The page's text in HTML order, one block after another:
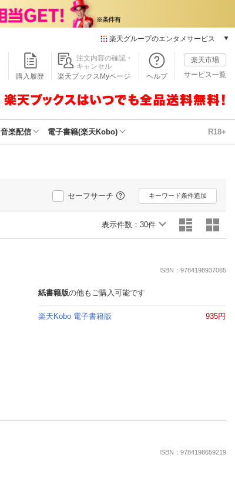
楽天グループのエンタメサービス
本/ゲーム/CD/DVD
楽天ブックス
楽天Kobo
動画配信ガイド
無料テレビ
推し楽
購入履歴
注文内容の確認・
キャンセル
楽天ブックスMyページ
ヘルプ
楽天市場
サービス一覧
音楽配信 電子書籍(楽天Kobo) R18+
セーフサーチ キーワード条件追加
表示件数： 30件
ISBN：9784198937065
紙書籍版の他もご購入可能です
楽天Kobo 電子書籍版 935円
ISBN：9784198659219